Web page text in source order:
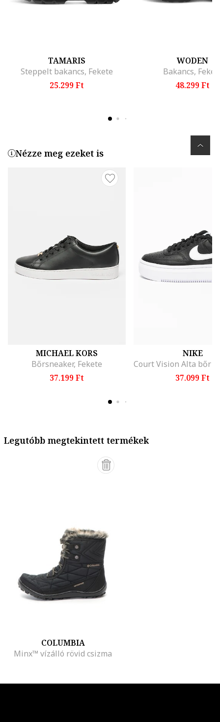
TAMARIS
Steppelt bakancs, Fekete
25.299 Ft
WODEN
Bakancs,
48.299 Ft
Nézze meg ezeket is
MICHAEL KORS
Bőrsneaker, Fekete
37.199 Ft
NIKE
37.099 Ft
Legutóbb megtekintett termékek
COLUMBIA
Minx™ vízálló rövid csizma